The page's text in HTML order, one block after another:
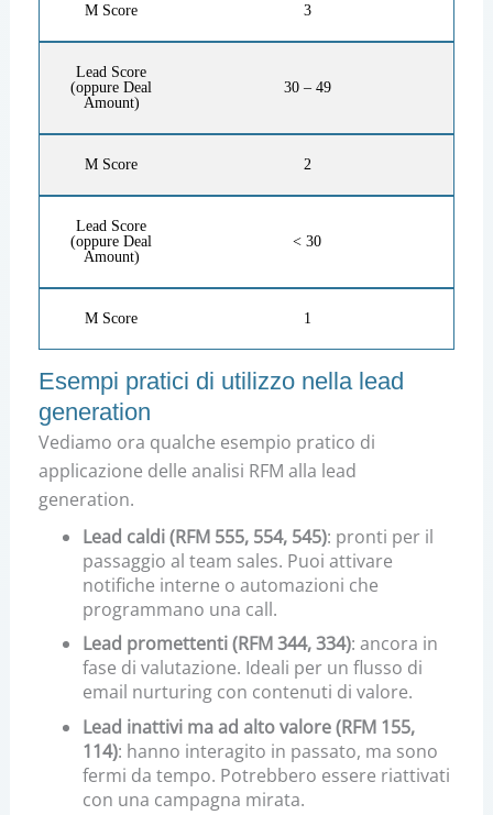
M Score 3
Lead Score
(oppure Deal
Amount)
30 – 49
M Score 2
Lead Score
(oppure Deal
Amount)
< 30
M Score 1
Esempi pratici di utilizzo nella lead
generation
Vediamo ora qualche esempio pratico di
applicazione delle analisi RFM alla lead
generation.
Lead caldi (RFM 555, 554, 545): pronti per il
passaggio al team sales. Puoi attivare
notifiche interne o automazioni che
programmano una call.
Lead promettenti (RFM 344, 334): ancora in
fase di valutazione. Ideali per un flusso di
email nurturing con contenuti di valore.
Lead inattivi ma ad alto valore (RFM 155,
114): hanno interagito in passato, ma sono
fermi da tempo. Potrebbero essere riattivati
con una campagna mirata.